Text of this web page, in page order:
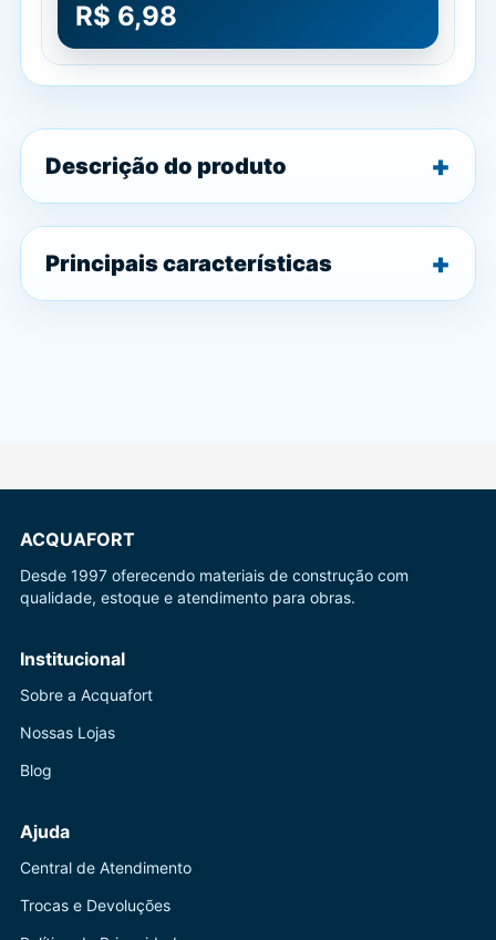
R$ 6,98
Descrição do produto
Principais características
ACQUAFORT
Desde 1997 oferecendo materiais de construção com
qualidade, estoque e atendimento para obras.
Institucional
Sobre a Acquafort
Nossas Lojas
Blog
Ajuda
Central de Atendimento
Trocas e Devoluções